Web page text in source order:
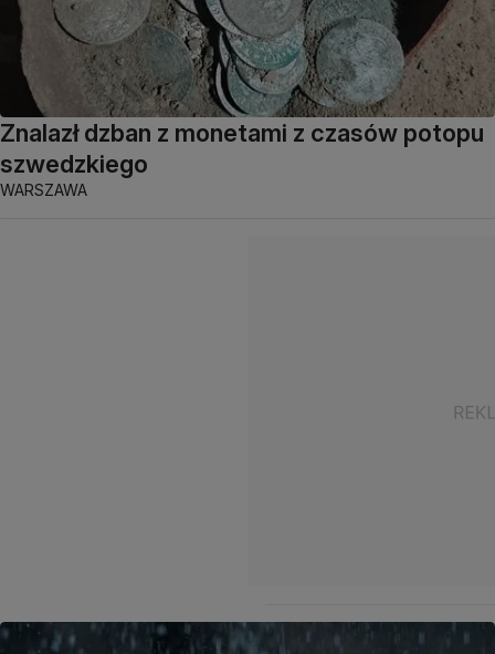
Znalazł dzban z monetami z czasów potopu
szwedzkiego
WARSZAWA